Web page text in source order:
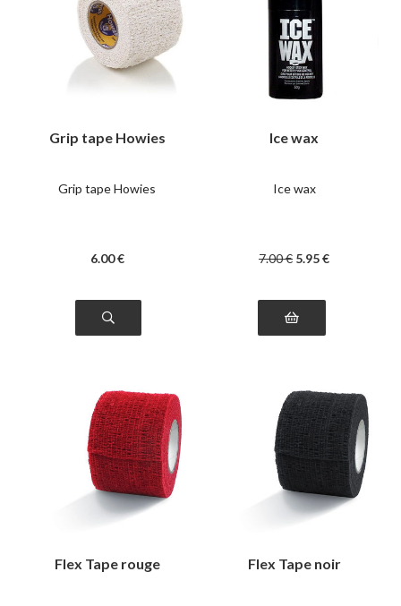
Grip tape Howies
Grip tape Howies
6.00 €
Ice wax
Ice wax
7.00€ 5.95€
Flex Tape rouge Flex Tape noir